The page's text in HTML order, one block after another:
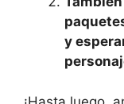
y